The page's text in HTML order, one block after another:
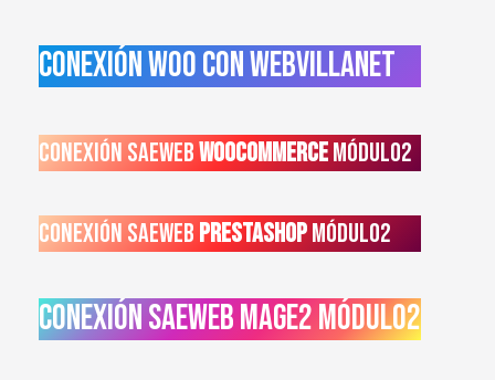
Conexión Woo con Webvillanet
Conexión SaewebWoocommerceMódulo2
Conexión Saeweb PrestashopMódulo2
Conexión Saeweb Mage2 Módulo2